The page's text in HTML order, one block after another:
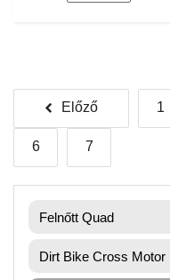
Bejegyzések
lapozása
Előző 1
6 7
Felnőtt Quad
Dirt Bike Cross Motor